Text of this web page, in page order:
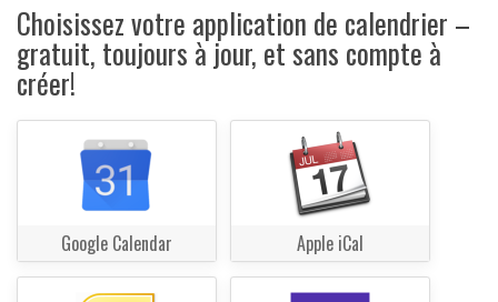
Choisissez votre application de calendrier –
gratuit, toujours à jour, et sans compte à
créer!
Google Calendar Apple iCal